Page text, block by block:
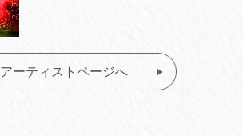
アーティストページへ